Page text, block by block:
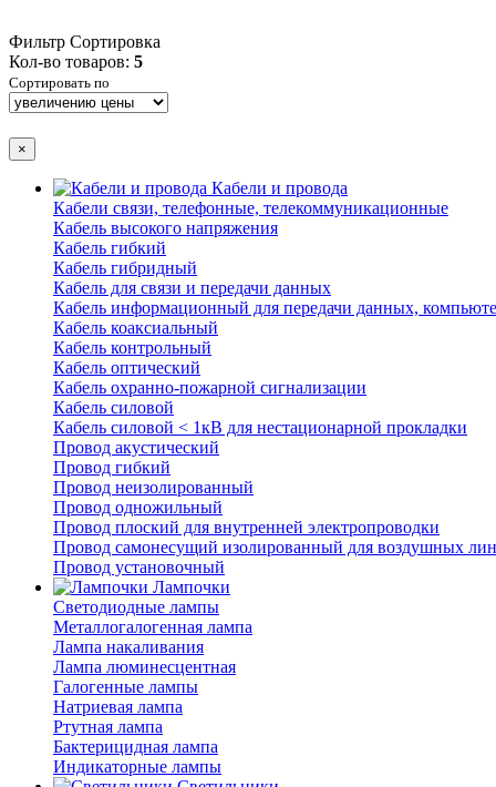
Фильтр Сортировка
Кол-во товаров: 5
Сортировать по
×
Кабели и провода
Кабели связи, телефонные, телекоммуникационные
Кабель высокого напряжения
Кабель гибкий
Кабель гибридный
Кабель для связи и передачи данных
Кабель информационный для передачи данных,
Кабель коаксиальный
Кабель контрольный
Кабель оптический
Кабель охранно-пожарной сигнализации
Кабель силовой
Кабель силовой < 1кВ для нестационарной прокладки
Провод акустический
Провод гибкий
Провод неизолированный
Провод одножильный
Провод плоский для внутренней электропроводки
Провод самонесущий изолированный для воздушных
Провод установочный
Лампочки
Светодиодные лампы
Металлогалогенная лампа
Лампа накаливания
Лампа люминесцентная
Галогенные лампы
Натриевая лампа
Ртутная лампа
Бактерицидная лампа
Индикаторные лампы